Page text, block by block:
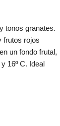
tonos granates.
frutos rojos
un fondo frutal,
16º C. Ideal